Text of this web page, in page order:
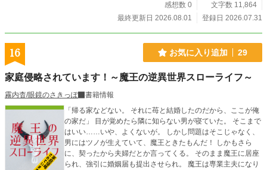
感想数 0
文字数 11,864
最終更新日 2026.08.01
登録日 2026.07.31
16 お気に入り追加 29
家庭侵略されています！～魔王の逆異世界スローライフ～
霧内杳/眼鏡のさきっぽ
書籍情報
「帰る家などない。 それに苺と結婚したのだから、ここが俺
の家だ」 目が覚めたら隣に知らない男が寝ていた。 そこまで
はいい……いや、よくないが。 しかし問題はそこじゃなく、
男にはツノが生えていて、魔王ときたもんだ！ しかもさら
に、契ったから夫婦だとか言ってくる。 そのまま魔王に居座
られ、強引に婚姻届も提出させられ。 魔王は専業主夫になり